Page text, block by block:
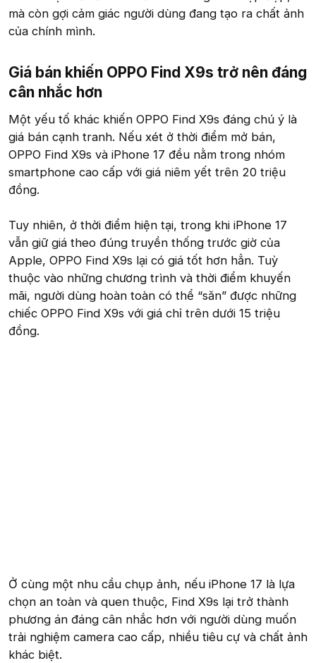
mà còn gợi cảm giác người dùng đang tạo ra chất ảnh
của chính mình.
Giá bán khiến OPPO Find X9s trở nên đáng
cân nhắc hơn​
Một yếu tố khác khiến OPPO Find X9s đáng chú ý là
giá bán cạnh tranh. Nếu xét ở thời điểm mở bán,
OPPO Find X9s và iPhone 17 đều nằm trong nhóm
smartphone cao cấp với giá niêm yết trên 20 triệu
đồng.
Tuy nhiên, ở thời điểm hiện tại, trong khi iPhone 17
vẫn giữ giá theo đúng truyền thống trước giờ của
Apple, OPPO Find X9s lại có giá tốt hơn hẳn. Tuỳ
thuộc vào những chương trình và thời điểm khuyến
mãi, người dùng hoàn toàn có thể “săn” được những
chiếc OPPO Find X9s với giá chỉ trên dưới 15 triệu
đồng.
Ở cùng một nhu cầu chụp ảnh, nếu iPhone 17 là lựa
chọn an toàn và quen thuộc, Find X9s lại trở thành
phương án đáng cân nhắc hơn với người dùng muốn
trải nghiệm camera cao cấp, nhiều tiêu cự và chất ảnh
khác biệt.